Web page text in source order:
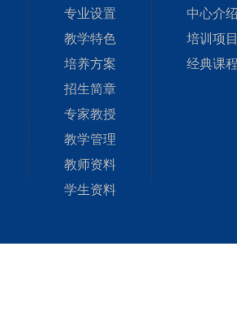
专业设置
教学特色
培养方案
招生简章
专家教授
教学管理
教师资料
学生资料
中心介
培训项
经典课